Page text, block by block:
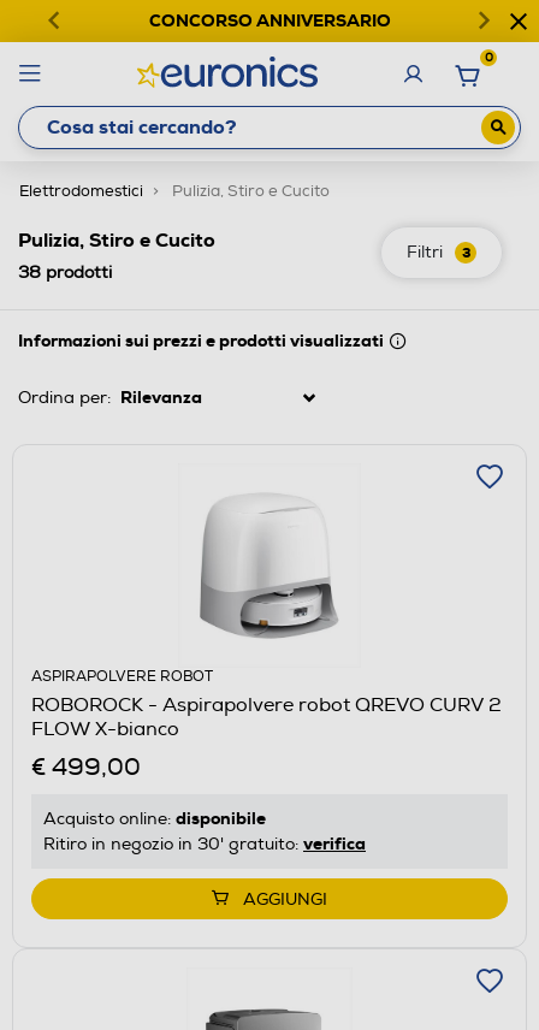
CONCORSO ANNIVERSARIO
0
Elettrodomestici Pulizia, Stiro e Cucito
Filtri 3
Pulizia, Stiro e Cucito
38 prodotti
Informazioni sui prezzi e prodotti visualizzati
Ordina per:
ASPIRAPOLVERE ROBOT
ROBOROCK - Aspirapolvere robot QREVO CURV 2
FLOW X-bianco
€ 499,00
Acquisto online: disponibile
Ritiro in negozio in 30' gratuito: verifica
AGGIUNGI